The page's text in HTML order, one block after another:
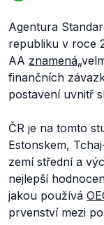
Agentura
republiku v roce
AA znamená
finančních
postavení uvnitř
ČR je na tomto
Estonskem,
zemí střední a
nejlepší
jakou používá
prvenství mezi